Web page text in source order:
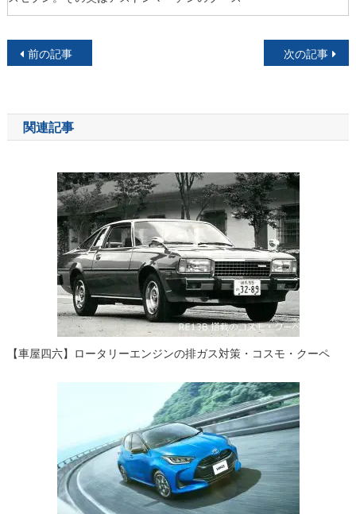
投
ナ
ビ
前の記事 次の記事
関連記事
【車屋四六】ロータリーエンジンの排ガス対策・コスモ・クーペ